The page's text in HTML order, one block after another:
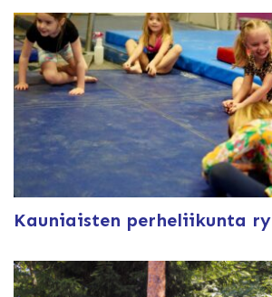
Kauniaisten perheliikunta ry